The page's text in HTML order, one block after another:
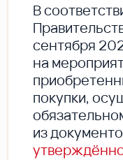
В
сентября
на
покупки,
из